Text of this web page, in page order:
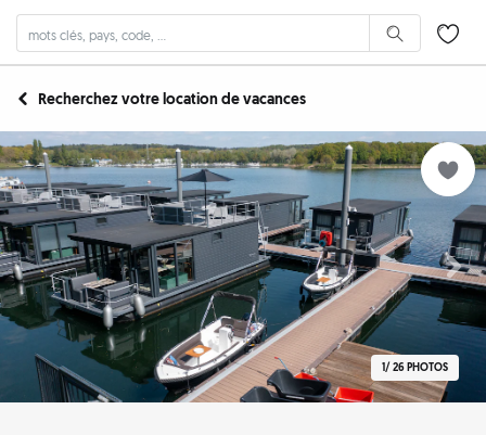
Recherchez votre location de vacances
1/26 PHOTOS